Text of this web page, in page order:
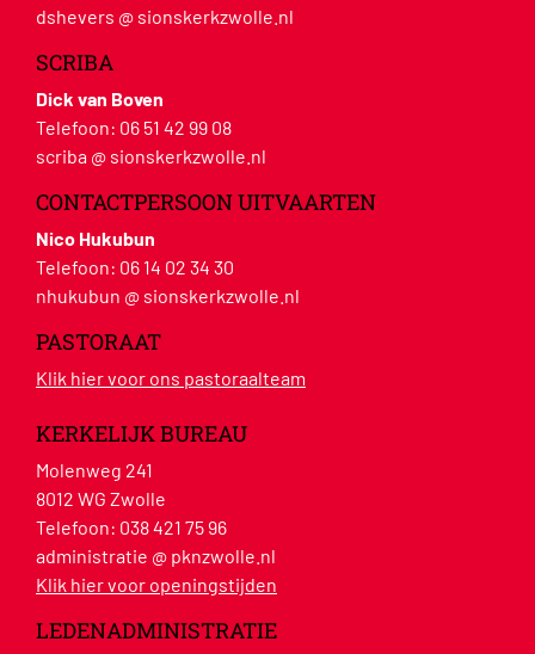
dshevers @ sionskerkzwolle.nl
SCRIBA
Dick van Boven
Telefoon: 06 51 42 99 08
scriba @ sionskerkzwolle.nl
CONTACTPERSOON UITVAARTEN
Nico Hukubun
Telefoon: 06 14 02 34 30
nhukubun @ sionskerkzwolle.nl
PASTORAAT
Klik hier voor ons pastoraalteam
KERKELIJK BUREAU
Molenweg 241
8012 WG Zwolle
Telefoon: 038 421 75 96
administratie @ pknzwolle.nl
Klik hier voor openingstijden
LEDENADMINISTRATIE